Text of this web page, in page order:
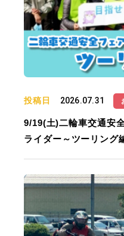
投稿日 2026.07.31
9/19(土)二輪車交通安
ライダー～ツーリング